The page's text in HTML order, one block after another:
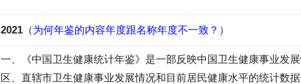
2021 （为何年鉴的内容年度跟名称年度不一致？ ）
一、《中国卫生健康统计年鉴》是一部反映中国卫生健康事业发
区、直辖市卫生健康事业发展情况和目前居民健康水平的统计数